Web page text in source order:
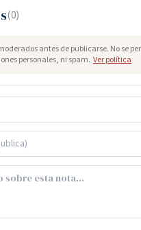
(0)
antes de publicarse. No se
personales, ni spam. Ver política